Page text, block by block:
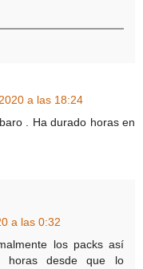
a las 18:24
. Ha durado horas en
a las 0:32
los packs así
desde que lo